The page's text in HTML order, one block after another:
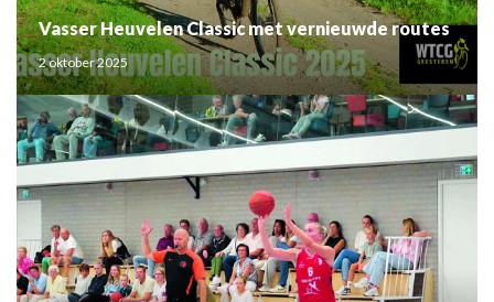
Vasser Heuvelen Classic met vernieuwde routes
2 oktober 2025